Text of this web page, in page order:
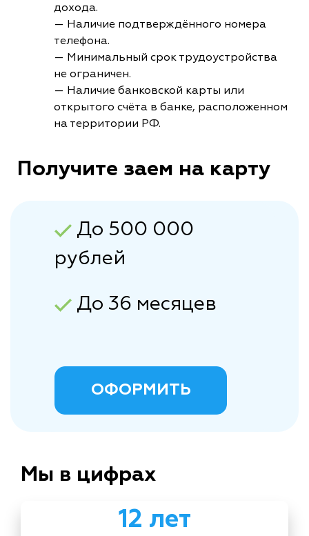
дохода.
— Наличие подтверждённого номера
телефона.
— Минимальный срок трудоустройства
не ограничен.
— Наличие банковской карты или
открытого счёта в банке, расположенном
на территории РФ.
Получите заем на карту
До 500 000
рублей
До 36 месяцев
ОФОРМИТЬ
Мы в цифрах
12 лет